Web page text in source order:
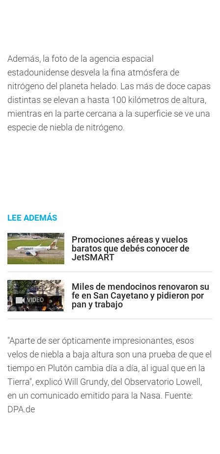
Además, la foto de la agencia espacial
estadounidense desvela la fina atmósfera de
nitrógeno del planeta helado. Las más de doce capas
distintas se elevan a hasta 100 kilómetros de altura,
mientras en la parte cercana a la superficie se ve una
especie de niebla de nitrógeno.
LEE ADEMÁS
Promociones aéreas y vuelos
baratos que debés conocer de
JetSMART
VIDEO
Miles de mendocinos renovaron su
fe en San Cayetano y pidieron por
pan y trabajo
"Aparte de ser ópticamente impresionantes, esos
velos de niebla a baja altura son una prueba de que el
tiempo en Plutón cambia día a día, al igual que en la
Tierra", explicó Will Grundy, del Observatorio Lowell,
en un comunicado emitido para la Nasa. Fuente:
DPA.de